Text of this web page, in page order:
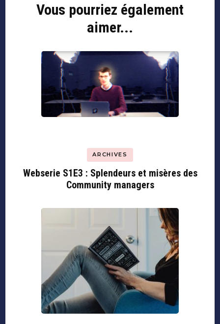
Vous pourriez également
aimer...
ARCHIVES
Webserie S1E3 : Splendeurs et misères des
Community managers